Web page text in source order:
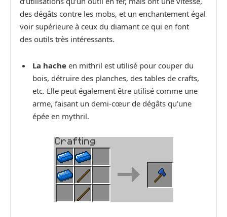
des dégâts contre les mobs, et un enchantement égal
voir supérieure à ceux du diamant ce qui en font
des outils très intéressants.
La hache en mithril est utilisé pour couper du
bois, détruire des planches, des tables de crafts,
etc. Elle peut également être utilisé comme une
arme, faisant un demi-cœur de dégâts qu’une
épée en mythril.